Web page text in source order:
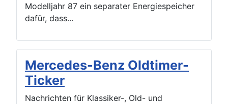
Modelljahr 87 ein separater Energiespeicher
dafür, dass...
Mercedes-Benz Oldtimer-
Ticker
Nachrichten für Klassiker-, Old- und